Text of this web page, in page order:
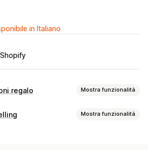
in Italiano
regalo Mostra funzionalità
Mostra funzionalità